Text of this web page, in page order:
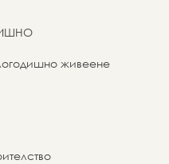
живеене